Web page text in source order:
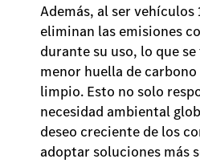
Además, al ser vehículos
eliminan las emisiones
durante su uso, lo que
menor huella de
limpio. Esto no solo
necesidad ambiental
deseo creciente de los
adoptar soluciones más